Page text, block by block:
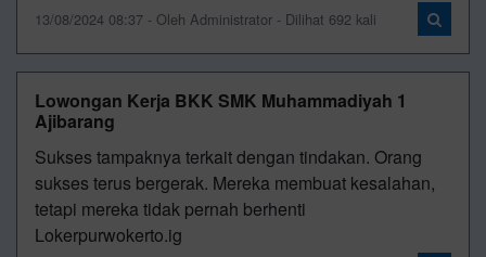
13/08/2024 08:37 - Oleh Administrator - Dilihat 692 kali
Lowongan Kerja BKK SMK Muhammadiyah 1
Ajibarang
Sukses tampaknya terkait dengan tindakan. Orang
sukses terus bergerak. Mereka membuat kesalahan,
tetapi mereka tidak pernah berhenti
Lokerpurwokerto.ig